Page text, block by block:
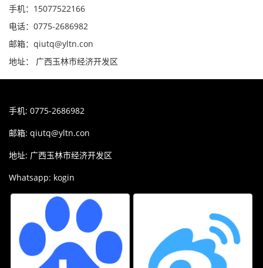
手机：15077522166
电话：0775-2686982
邮箱：qiutq@yltn.con
地址： 广西玉林市经济开发区
手机: 0775-2686982
邮箱: qiutq@yltn.con
地址: 广西玉林市经济开发区
Whatsapp: kogin